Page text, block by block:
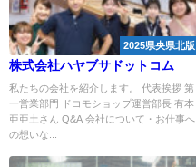
2025県央県北版
株式会社ハヤブサドットコム
私たちの会社を紹介します。 代表挨拶 第
一営業部門 ドコモショップ運営部長 有本
亜亜土さん Q&A 会社について・お仕事へ
の想いな...